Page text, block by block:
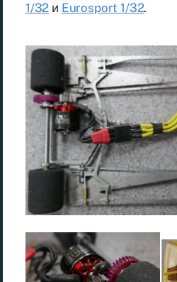
1/32 и Eurosport 1/32.